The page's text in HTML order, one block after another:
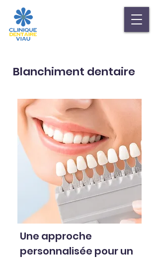
Blanchiment dentaire
Une approche
personnalisée pour un